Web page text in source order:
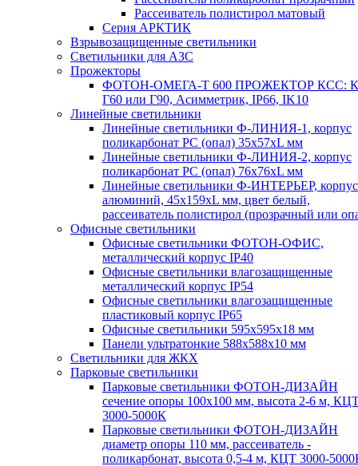
Рассеиватель полистирол матовый
Серия АРКТИК
Взрывозащищенные светильники
Светильники для АЗС
Прожекторы
ФОТОН-ОМЕГА-Т 600 ПРОЖЕКТОР КСС:
Г60 или Г90, Асимметрик, IP66, IK10
Линейные светильники
Линейные светильники Ф-ЛИНИЯ-1, корпус
поликарбонат РС (опал) 35х57хL мм
Линейные светильники Ф-ЛИНИЯ-2, корпус
поликарбонат РС (опал) 76х76хL мм
Линейные светильники Ф-ИНТЕРЬЕР, корпус
алюминий, 45х159хL мм, цвет белый,
рассеиватель полистирол (прозрачный или
Офисные светильники
Офисные светильники ФОТОН-ОФИС,
металлический корпус IP40
Офисные светильники влагозащищенные
металлический корпус IP54
Офисные светильники влагозащищенные
пластиковый корпус IP65
Офисные светильники 595х595х18 мм
Панели ультратонкие 588х588х10 мм
Светильники для ЖКХ
Парковые светильники
Парковые светильники ФОТОН-ДИЗАЙН
сечение опоры 100х100 мм, высота 2-6 м,
3000-5000К
Парковые светильники ФОТОН-ДИЗАЙН
диаметр опоры 110 мм, рассеиватель -
поликарбонат, высота 0,5-4 м, КЦТ 3000-